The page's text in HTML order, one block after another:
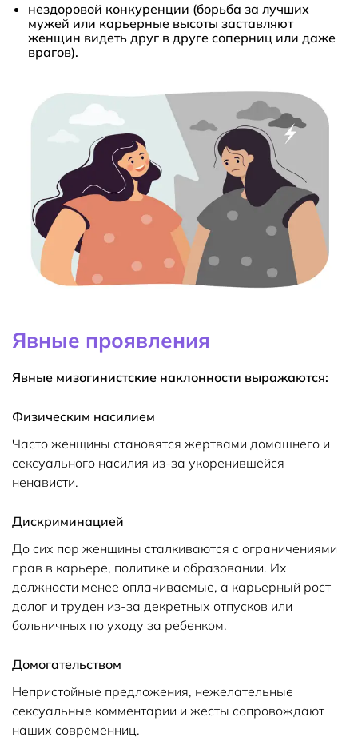
нездоровой конкуренции (борьба за лучших
мужей или карьерные высоты заставляют
женщин видеть друг в друге соперниц или даже
врагов).
Явные проявления
Явные мизогинистские наклонности выражаются:
Физическим насилием
Часто женщины становятся жертвами домашнего и
сексуального насилия из-за укоренившейся
ненависти.
Дискриминацией
До сих пор женщины сталкиваются с ограничениями
прав в карьере, политике и образовании. Их
должности менее оплачиваемые, а карьерный рост
долог и труден из-за декретных отпусков или
больничных по уходу за ребенком.
Домогательством
Непристойные предложения, нежелательные
сексуальные комментарии и жесты сопровождают
наших современниц.